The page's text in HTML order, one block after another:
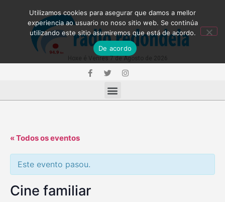
« Todos os eventos
Este evento pasou.
Cine familiar
Utilizamos cookies para asegurar que damos a mellor
experiencia ao usuario no noso sitio web. Se continúa
utilizando este sitio asumiremos que está de acordo.
De acordo